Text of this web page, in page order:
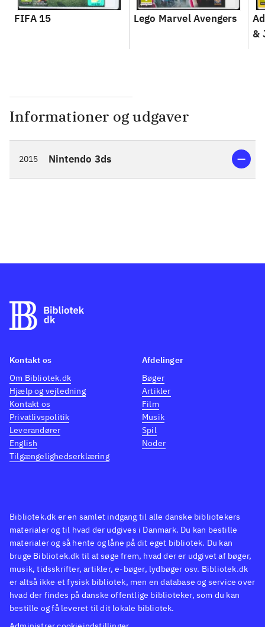
FIFA 15 Lego Marvel Avengers
&
Informationer og udgaver
2015 Nintendo 3ds
Bibliotek.dk er en samlet indgang til alle danske bibliotekers
materialer og til hvad der udgives i Danmark. Du kan bestille
materialer og så hente og låne på dit eget bibliotek. Du kan
bruge Bibliotek.dk til at søge frem, hvad der er udgivet af bøger,
musik, tidsskrifter, artikler, e-bøger, lydbøger osv. Bibliotek.dk
er altså ikke et fysisk bibliotek, men en database og service over
hvad der findes på danske offentlige biblioteker, som du kan
bestille og få leveret til dit lokale bibliotek.
Kontakt os
Om Bibliotek.dk
Hjælp og vejledning
Kontakt os
Privatlivspolitik
Leverandører
English
Tilgængelighedserklæring
Afdelinger
Bøger
Artikler
Film
Musik
Spil
Noder